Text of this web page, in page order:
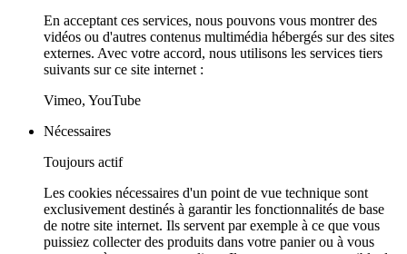
En acceptant ces services, nous pouvons vous montrer des
vidéos ou d'autres contenus multimédia hébergés sur des sites
externes. Avec votre accord, nous utilisons les services tiers
suivants sur ce site internet :
Vimeo, YouTube
Nécessaires
Toujours actif
Les cookies nécessaires d'un point de vue technique sont
exclusivement destinés à garantir les fonctionnalités de base
de notre site internet. Ils servent par exemple à ce que vous
puissiez collecter des produits dans votre panier ou à vous